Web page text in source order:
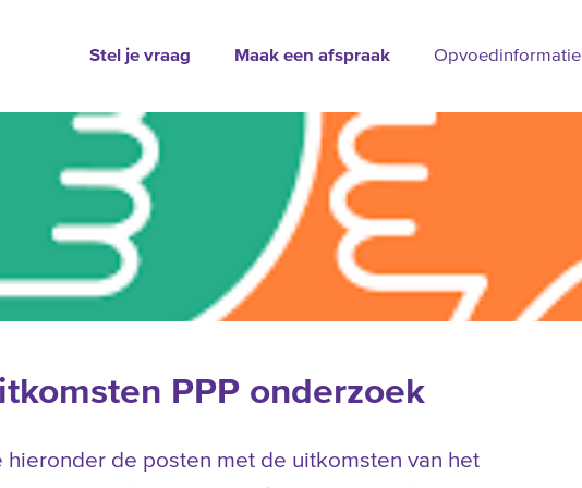
Stel je vraag Maak een afspraak Opvoedinformatie
PPP onderzoek
hieronder de posten met de uitkomsten van het